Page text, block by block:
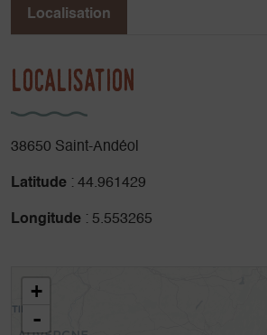
Localisation
Localisation
38650 Saint-Andéol
Latitude : 44.961429
Longitude : 5.553265
+
-